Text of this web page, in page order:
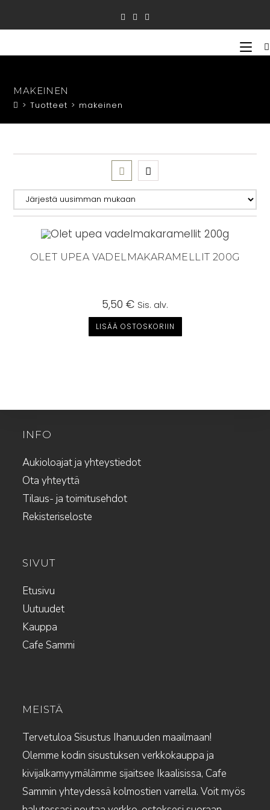
MAKEINEN
> Tuotteet > makeinen
OLET UPEA VADELMAKARAMELLIT 200G
5,50 € Sis. alv.
LISÄÄ OSTOSKORIIN
INFO
Aukioloajat ja yhteystiedot
Ota yhteyttä
Tilaus- ja toimitusehdot
Rekisteriseloste
SIVUT
Etusivu
Uutuudet
Kauppa
Cafe Sammi
MEISTÄ
Tervetuloa Sisustus Ihanuuden maailmaan!
Olemme kodin sisustuksen verkkokauppa ja
kivijalkamyymälämme sijaitsee Ikaalisissa, Cafe
Sammin yhteydessä kolmostien varrella. Voit myös